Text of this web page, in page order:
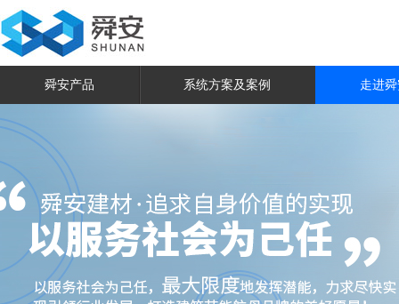
舜安产品 系统方案及案例 走进